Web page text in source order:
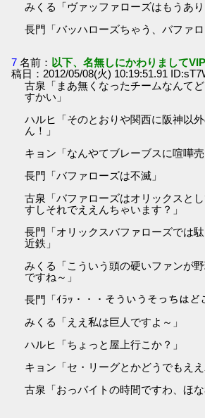
みくる「ヴァッファローズはもうあり
長門「バッハローズちゃう、バファロ
7 名前： 以下、名無しにかわりまして
稿日：2012/05/08(火) 10:19:51.91
古泉「まあ無くなったチームなんて
すかい」
ハルヒ「そのとおりや関西に阪神以
ん！」
キョン「なんやてブレーブスに喧嘩売
長門「バファローズは不滅」
古泉「バファローズはオリックスと
すしそれでええんちゃいます？」
長門「オリックスバファローズでは
近鉄」
みくる「こういう頭の硬いファンが
ですね～」
長門「ｲﾗｯ・・・そういうそっちはど
みくる「ええ私は巨人ですよ～」
ハルヒ「ちょっと屋上行こか？」
キョン「セ・リーグとかどうでもええ
古泉「おっバイトの時間ですわ、ほな